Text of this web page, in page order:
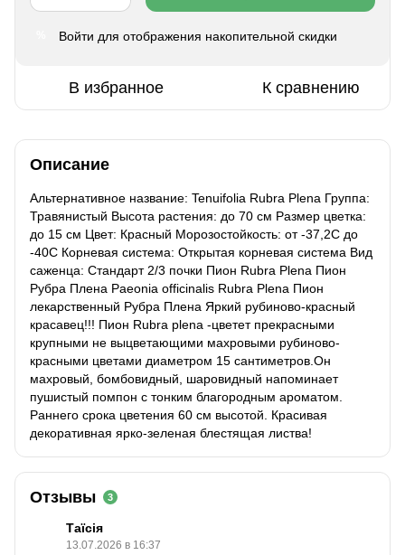
Войти для отображения накопительной скидки
В избранное К сравнению
Описание
Альтернативное название: Tenuifolia Rubra Plena Группа:
Травянистый Высота растения: до 70 см Размер цветка:
до 15 см Цвет: Красный Морозостойкость: от -37,2С до
-40С Корневая система: Открытая корневая система Вид
саженца: Стандарт 2/3 почки Пион Rubra Plena Пион
Рубра Плена Paeonia officinalis Rubra Plena Пион
лекарственный Рубра Плена Яркий рубиново-красный
красавец!!! Пион Rubra plena -цветет прекрасными
крупными не выцветающими махровыми рубиново-
красными цветами диаметром 15 сантиметров.Он
махровый, бомбовидный, шаровидный напоминает
пушистый помпон с тонким благородным ароматом.
Раннего срока цветения 60 см высотой. Красивая
декоративная ярко-зеленая блестящая листва!
Отзывы 3
Таїсія
13.07.2026 в 16:37